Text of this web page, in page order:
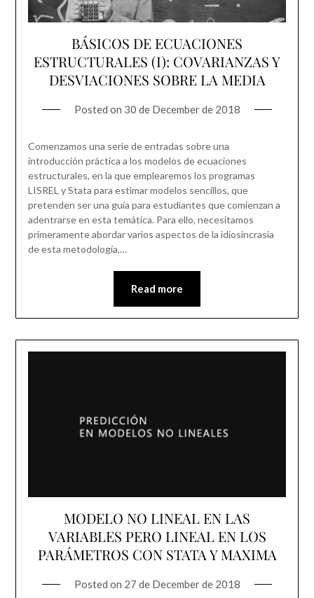
BÁSICOS DE ECUACIONES
ESTRUCTURALES (I): COVARIANZAS Y
DESVIACIONES SOBRE LA MEDIA
Posted on 30 de December de 2018
Comenzamos una serie de entradas sobre una
introducción práctica a los modelos de ecuaciones
estructurales, en la que emplearemos los programas
LISREL y Stata para estimar modelos sencillos, que
pretenden ser una guía para estudiantes que comienzan a
adentrarse en esta temática. Para ello, necesitamos
primeramente abordar varios aspectos de la idiosincrasia
de esta metodología,…
Read more
MODELO NO LINEAL EN LAS
VARIABLES PERO LINEAL EN LOS
PARÁMETROS CON STATA Y MAXIMA
Posted on 27 de December de 2018